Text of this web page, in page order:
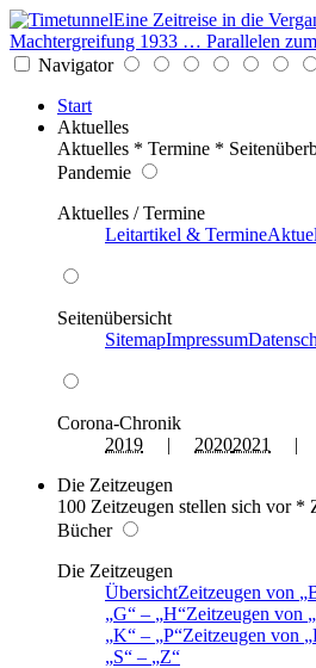
Eine Zeitreise in die
Machtergreifung 1933 … Parallelen
Navigator
Start
Aktuelles
Aktuelles * Termine *
Pandemie
Aktuelles / Termine
Leitartikel & Termine
Seitenübersicht
SitemapImpressum
Corona-Chronik
2019 | 20202021 |
Die Zeitzeugen
100 Zeitzeugen stellen sich vor *
Bücher
Die Zeitzeugen
ÜbersichtZeitzeugen von
G
– H Zeitzeugen von
K
– P Zeitzeugen von
S
–
Z